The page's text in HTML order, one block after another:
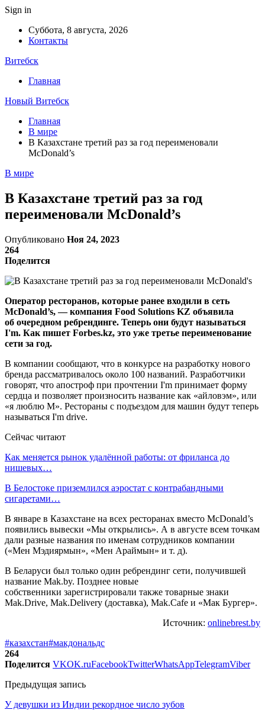
Sign in
Суббота, 8 августа, 2026
Контакты
Витебск
Главная
Новый Витебск
Главная
В мире
В Казахстане третий раз за год переименовали
McDonald’s
В мире
В Казахстане третий раз за год
переименовали McDonald’s
Опубликовано Ноя 24, 2023
264
Поделится
Оператор ресторанов, которые ранее входили в сеть
McDonald’s, — компания Food Solutions KZ объявила
об очередном ребрендинге. Теперь они будут называться
I'm. Как пишет Forbes.kz, это уже третье переименование
сети за год.
В компании сообщают, что в конкурсе на разработку нового
бренда рассматривалось около 100 названий. Разработчики
говорят, что апостроф при прочтении I'm принимает форму
сердца и позволяет произносить название как «айловэм», или
«я люблю М». Рестораны с подъездом для машин будут теперь
называться I'm drive.
Сейчас читают
Как меняется рынок удалённой работы: от фриланса до
нишевых…
В Белостоке приземлился аэростат с контрабандными
сигаретами…
В январе в Казахстане на всех ресторанах вместо McDonald’s
появились вывески «Мы открылись». А в августе всем точкам
дали разные названия по именам сотрудников компании
(«Мен Мэдиярмын», «Мен Араймын» и т. д).
В Беларуси был только один ребрендинг сети, получившей
название Mak.by. Позднее новые
собственники зарегистрировали также товарные знаки
Mak.Drive, Mak.Delivery (доставка), Mak.Cafe и «Мак Бургер».
Источник: onlinebrest.by
#казахстан#макдональдс
264
Поделится VKOK.ruFacebookTwitterWhatsAppTelegramViber
Предыдущая запись
У девушки из Индии рекордное число зубов